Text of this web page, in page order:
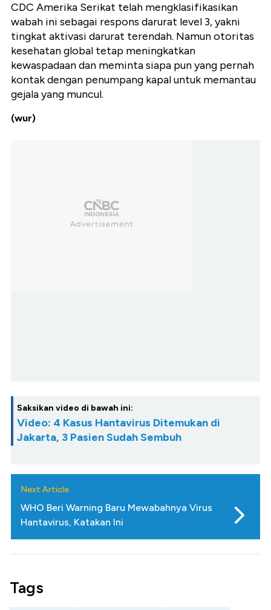
CDC Amerika Serikat telah mengklasifikasikan
wabah ini sebagai respons darurat level 3, yakni
tingkat aktivasi darurat terendah. Namun otoritas
kesehatan global tetap meningkatkan
kewaspadaan dan meminta siapa pun yang pernah
kontak dengan penumpang kapal untuk memantau
gejala yang muncul.
(wur)
Saksikan video di bawah ini:
Video: 4 Kasus Hantavirus Ditemukan di
Jakarta, 3 Pasien Sudah Sembuh
Next Article
WHO Beri Warning Baru Mewabahnya Virus
Hantavirus, Katakan Ini
Tags